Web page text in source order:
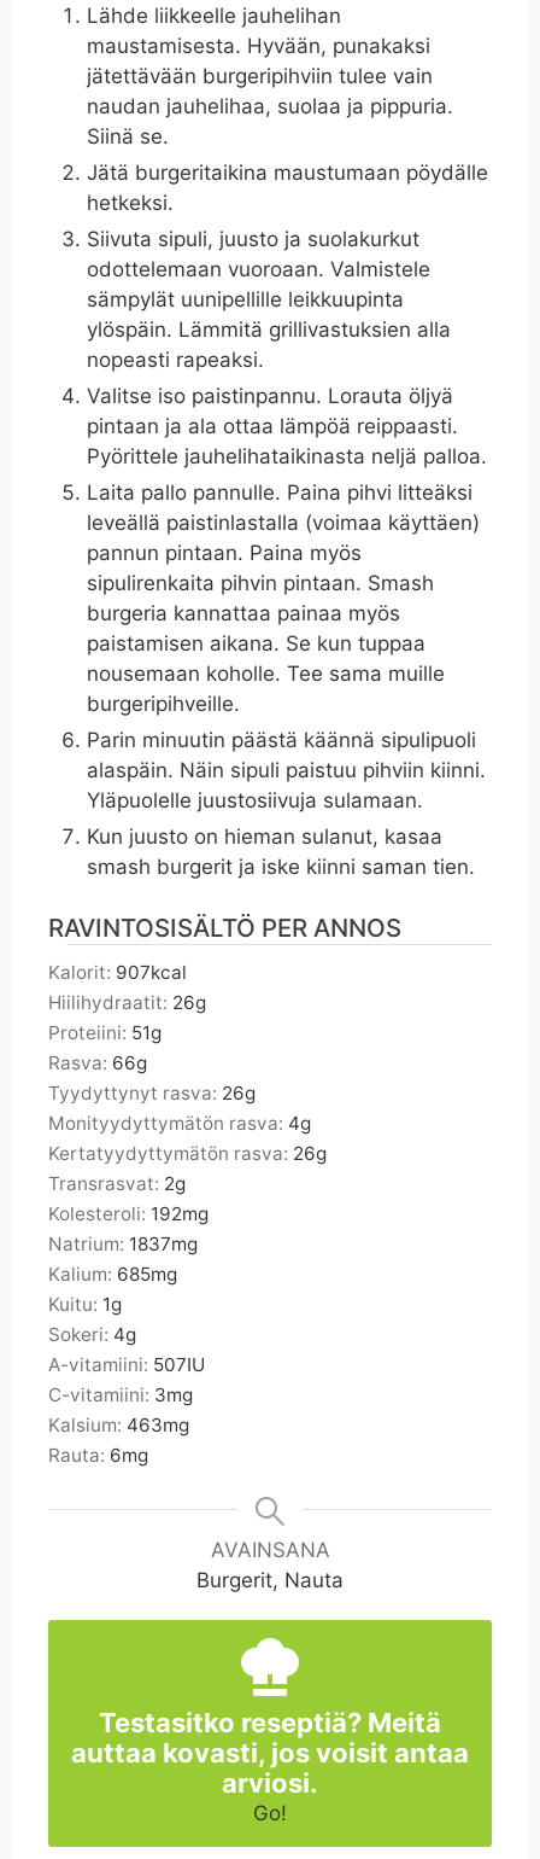
Lähde liikkeelle jauhelihan
maustamisesta. Hyvään, punakaksi
jätettävään burgeripihviin tulee vain
naudan jauhelihaa, suolaa ja pippuria.
Siinä se.
Jätä burgeritaikina maustumaan pöydälle
hetkeksi.
Siivuta sipuli, juusto ja suolakurkut
odottelemaan vuoroaan. Valmistele
sämpylät uunipellille leikkuupinta
ylöspäin. Lämmitä grillivastuksien alla
nopeasti rapeaksi.
Valitse iso paistinpannu. Lorauta öljyä
pintaan ja ala ottaa lämpöä reippaasti.
Pyörittele jauhelihataikinasta neljä palloa.
Laita pallo pannulle. Paina pihvi litteäksi
leveällä paistinlastalla (voimaa käyttäen)
pannun pintaan. Paina myös
sipulirenkaita pihvin pintaan. Smash
burgeria kannattaa painaa myös
paistamisen aikana. Se kun tuppaa
nousemaan koholle. Tee sama muille
burgeripihveille.
Parin minuutin päästä käännä sipulipuoli
alaspäin. Näin sipuli paistuu pihviin kiinni.
Yläpuolelle juustosiivuja sulamaan.
Kun juusto on hieman sulanut, kasaa
smash burgerit ja iske kiinni saman tien.
RAVINTOSISÄLTÖ PER ANNOS
Kalorit: 907kcal
Hiilihydraatit: 26g
Proteiini: 51g
Rasva: 66g
Tyydyttynyt rasva: 26g
Monityydyttymätön rasva: 4g
Kertatyydyttymätön rasva: 26g
Transrasvat: 2g
Kolesteroli: 192mg
Natrium: 1837mg
Kalium: 685mg
Kuitu: 1g
Sokeri: 4g
A-vitamiini: 507IU
C-vitamiini: 3mg
Kalsium: 463mg
Rauta: 6mg
AVAINSANA
Burgerit, Nauta
Testasitko reseptiä? Meitä
auttaa kovasti, jos voisit antaa
arviosi.
Go!